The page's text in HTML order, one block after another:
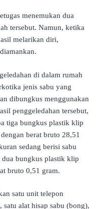
menemukan dua
tersebut. Namun, ketika
melarikan diri,
di dalam rumah
jenis sabu yang
dibungkus menggunakan
penggeledahan tersebut,
tiga bungkus plastik klip
berat bruto 28,51
sedang berisi sabu
dua bungkus plastik klip
bruto 0,51 gram.
satu unit telepon
satu alat hisap sabu (bong),